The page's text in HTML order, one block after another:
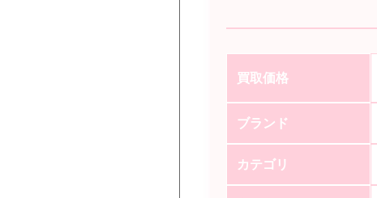
買取価格
ブランド
カテゴリ